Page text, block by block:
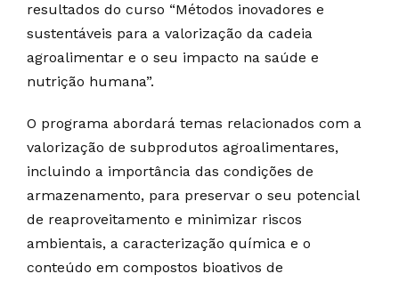
resultados do curso “Métodos inovadores e
sustentáveis para a valorização da cadeia
agroalimentar e o seu impacto na saúde e
nutrição humana”.
O programa abordará temas relacionados com a
valorização de subprodutos agroalimentares,
incluindo a importância das condições de
armazenamento, para preservar o seu potencial
de reaproveitamento e minimizar riscos
ambientais, a caracterização química e o
conteúdo em compostos bioativos de